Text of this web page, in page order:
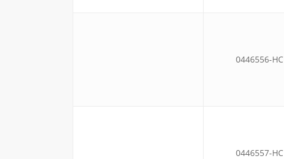
0446556-HC
0446557-HC